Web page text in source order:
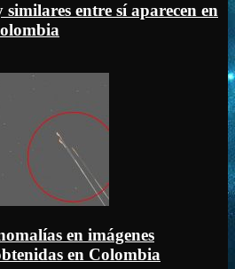
entre sí aparecen en
en imágenes
en Colombia